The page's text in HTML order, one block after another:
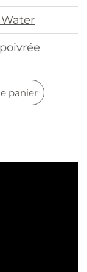
panier